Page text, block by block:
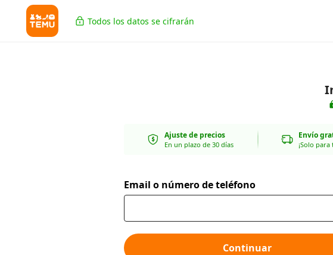
Todos los datos se cifrarán
Ajuste de precios
En un plazo de 30 días
Envío
¡Solo para
Email o número de teléfono
Continuar